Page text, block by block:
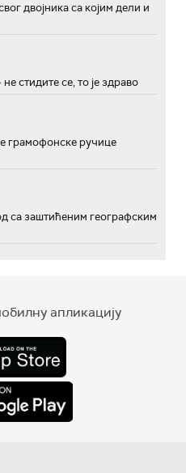
двојника са којим дели и
стидите се, то је здраво
грамофонске ручице
са заштићеним географским
апликацију